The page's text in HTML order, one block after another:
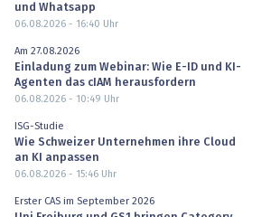
und Whatsapp
06.08.2026 - 16:40 Uhr
Am 27.08.2026
Einladung zum Webinar: Wie E-ID und KI-
Agenten das cIAM herausfordern
06.08.2026 - 10:49 Uhr
ISG-Studie
Wie Schweizer Unternehmen ihre Cloud
an KI anpassen
06.08.2026 - 15:46Uhr
Erster CAS im September 2026